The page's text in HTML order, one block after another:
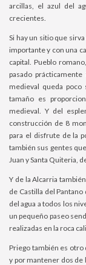
arcillas, el azul del
crecientes.
Si hay un sitio que
importante y con una
capital. Pueblo
pasado
medieval queda poco
tamaño es
medieval. Y del
construcción de 8
para el disfrute de la
también sus gentes
Juan y Santa Quiteria,
Y de la Alcarria
de Castilla del
del agua a todos los
un pequeño paseo
realizadas en la roca
Priego también es otro
y por mantener dos de